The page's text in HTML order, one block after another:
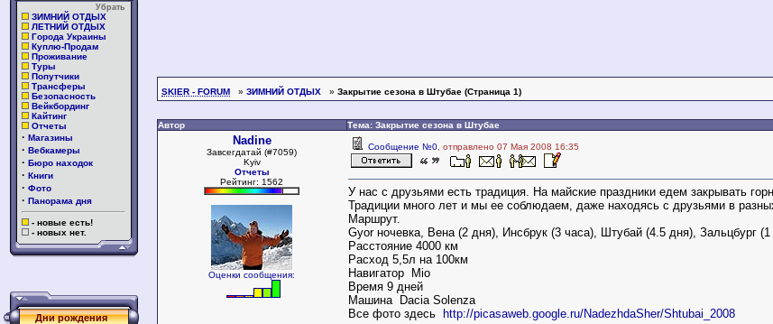
Убрать
ЗИМНИЙ ОТДЫХ
ЛЕТНИЙ ОТДЫХ
Города Украины
Куплю-Продам
Проживание
Туры
Попутчики
Трансферы
Безопасность
Вейкбординг
Кайтинг
Отчеты
· Магазины
· Вебкамеры
· Бюро находок
· Книги
· Фото
· Панорама дня
- новые есть!
- новых нет.
Дни рождения
SKIER - FORUM » ЗИМНИЙ ОТДЫХ » Закрытие сезона в Штубае (Страница 1)
Автор Тема: Закрытие сезона в Штубае
Nadine
Завсегдатай (#7059)
Kyiv
Отчеты
Рейтинг: 1562
Оценки сообщения:
Сообщение №0 , отправлено 07 Мая 2008 16:35
У нас с друзьями есть традиция. На майские праздники едем закрывать
Традиции много лет и мы ее соблюдаем, даже находясь с друзьями в
Маршрут.
Gyor ночевка, Вена (2 дня), Инсбрук (3 часа), Штубай (4.5 дня), Зальцбург
Расстояние 4000 км
Расход 5,5л на 100км
Навигатор Mio
Время 9 дней
Машина Dacia Solenza
Все фото здесь
http://picasaweb.google.ru/NadezhdaSher/Shtubai_2008